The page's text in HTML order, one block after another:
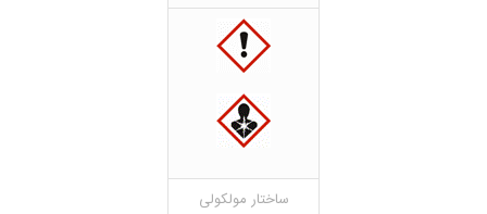
ساختار مولکولی